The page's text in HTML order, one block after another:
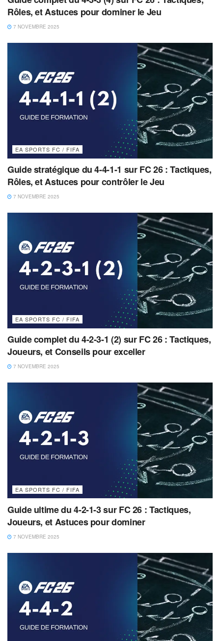
Rôles, et Astuces pour dominer le Jeu
7 NOVEMBRE 2025
EA SPORTS FC / FIFA
Guide stratégique du 4-4-1-1 sur FC 26 : Tactiques,
Rôles, et Astuces pour contrôler le Jeu
7 NOVEMBRE 2025
EA SPORTS FC / FIFA
Guide complet du 4-2-3-1 (2) sur FC 26 : Tactiques,
Joueurs, et Conseils pour exceller
7 NOVEMBRE 2025
EA SPORTS FC / FIFA
Guide ultime du 4-2-1-3 sur FC 26 : Tactiques,
Joueurs, et Astuces pour dominer
7 NOVEMBRE 2025